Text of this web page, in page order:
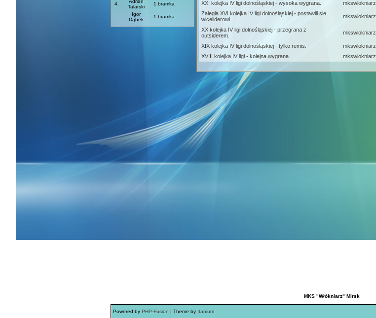
4.
Adrian
Talarski
1 bramka
-
Igor
Dąbek
1 bramka
XXI kolejka IV ligi dolnośląskiej - wysoka wygrana. mkswlokniarz
Zaległa XVI kolejka IV ligi dolnośląskiej - postawili sie
wiceliderowi.
mkswlokniarz
XX kolejka IV ligi dolnośląskiej - przegrana z
outsiderem.
mkswlokniarz
XIX kolejka IV ligi dolnośląskiej - tylko remis. mkswlokniarz
XVIII kolejka IV ligi - kolejna wygrana.
mkswlokniarz
MKS "Włókniarz" Mirsk
Powered by PHP-Fusion | Theme by Itanium